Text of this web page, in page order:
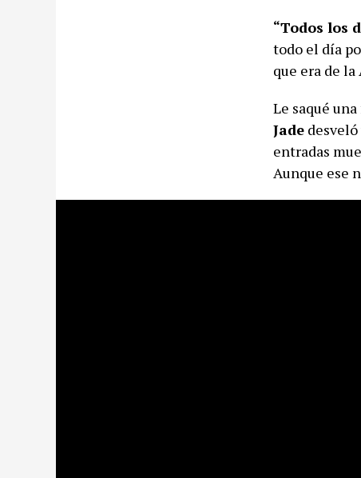
“Todos los
todo el día
que era de la
Le saqué
Jade
entradas
Aunque ese